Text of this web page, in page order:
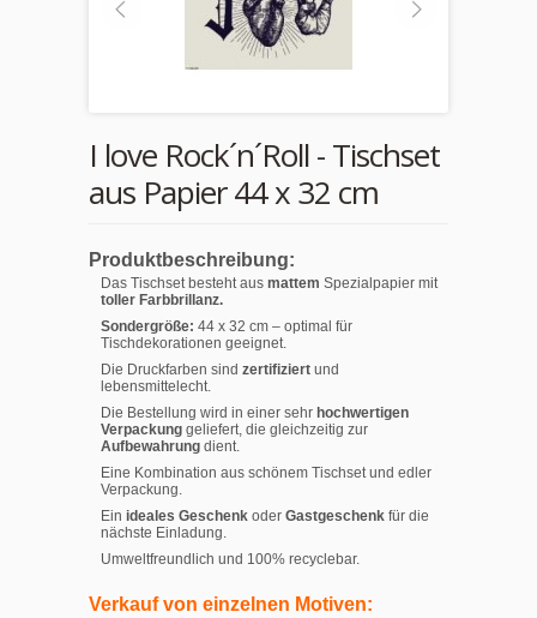
I love Rock´n´Roll - Tischset
aus Papier 44 x 32 cm
Produktbeschreibung:
Das Tischset besteht aus mattem Spezialpapier mit
toller Farbbrillanz.
Sondergröße: 44 x 32 cm – optimal für
Tischdekorationen geeignet.
Die Druckfarben sind zertifiziert und
lebensmittelecht.
Die Bestellung wird in einer sehr hochwertigen
Verpackung geliefert, die gleichzeitig zur
Aufbewahrung dient.
Eine Kombination aus schönem Tischset und edler
Verpackung.
Ein ideales Geschenk oder Gastgeschenk für die
nächste Einladung.
Umweltfreundlich und 100% recyclebar.
Verkauf von einzelnen Motiven: